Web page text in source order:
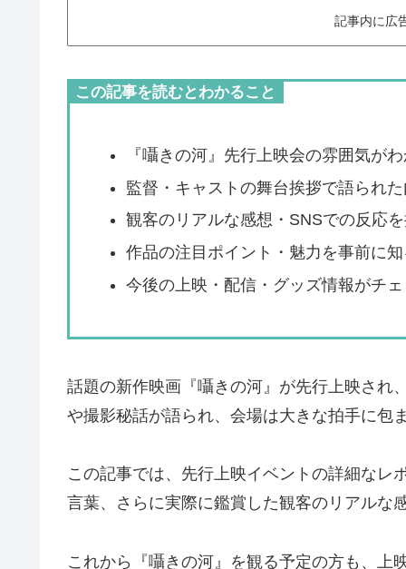
記事内に広
この記事を読むとわかること
『囁きの河』先行上映会の雰囲気が
監督・キャストの舞台挨拶で語られ
観客のリアルな感想・SNSでの反応
作品の注目ポイント・魅力を事前に
今後の上映・配信・グッズ情報がチ
話題の新作映画『囁きの河』が先行上映され
や撮影秘話が語られ、会場は大きな拍手に包
この記事では、先行上映イベントの詳細なレ
言葉、さらに実際に鑑賞した観客のリアルな
これから『囁きの河』を観る予定の方も、上